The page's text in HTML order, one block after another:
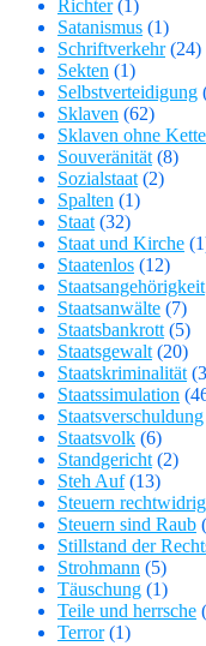
Richter(1)
Satanismus (1)
Schriftverkehr(24)
Sekten (1)
Selbstverteidigung
Sklaven (62)
Sklaven ohne
Souveränität(8)
Sozialstaat(2)
Spalten (1)
Staat(32)
Staat und Kirche
Staatenlos (12)
Staatsangehörigkeit
Staatsanwälte (7)
Staatsbankrott(5)
Staatsgewalt(20)
Staatskriminalität
Staatssimulation
Staatsverschuldung
Staatsvolk (6)
Standgericht(2)
Steh Auf(13)
Steuern rechtwidrig
Steuern sind Raub
Stillstand der
Strohmann (5)
Täuschung (1)
Teile und herrsche
Terror(1)